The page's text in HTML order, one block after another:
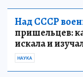
Над СССР
пришельцев:
искала и
НАУКА